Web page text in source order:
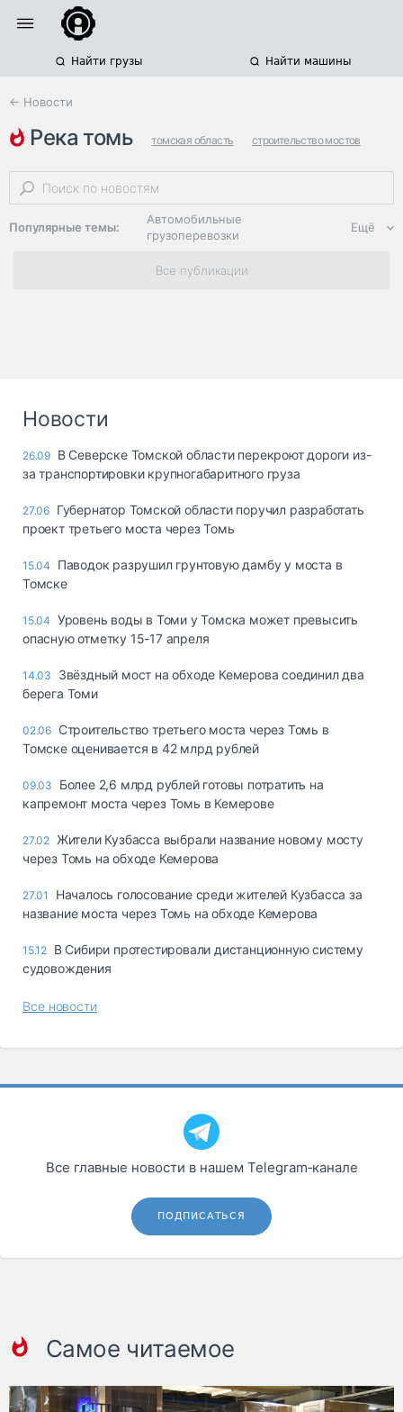
Найти грузы Найти машины
← Новости
река томь томская область строительство мостов
кемеровская область
Популярные темы:
Автомобильные
грузоперевозки
Региональная
логистика
опасные грузы
страхование
Склады и
Коммерческий
транспорт
Спецтехника
запчасти, шины
Топливо, масла и
Ещё
Все публикации
Новости
26.09 В Северске Томской области перекроют дороги из-
за транспортировки крупногабаритного груза
27.06 Губернатор Томской области поручил разработать
проект третьего моста через Томь
15.04
Паводок разрушил грунтовую дамбу у моста в
Томске
15.04 Уровень воды в Томи у Томска может превысить
опасную отметку 15-17 апреля
14.03
Звёздный мост на обходе Кемерова соединил два
берега Томи
02.06 Строительство третьего моста через Томь в
Томске оценивается в 42 млрд рублей
09.03
Более 2,6 млрд рублей готовы потратить на
капремонт моста через Томь в Кемерове
27.02 Жители Кузбасса выбрали название новому мосту
через Томь на обходе Кемерова
27.01
Началось голосование среди жителей Кузбасса за
название моста через Томь на обходе Кемерова
15.12 В Сибири протестировали дистанционную систему
судовождения
Все новости
Все главные новости в нашем Telegram‑канале
ПОДПИСАТЬСЯ
Самое читаемое